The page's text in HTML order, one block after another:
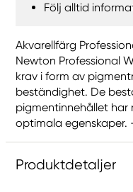
Följ alltid
Akvarellfärg
Newton Professional
krav i form av
beständighet. De
pigmentinnehållet
optimala egenskaper.
Produktdetaljer